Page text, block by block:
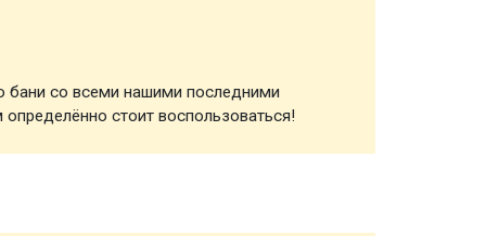
бани со всеми нашими последними
стоит воспользоваться!